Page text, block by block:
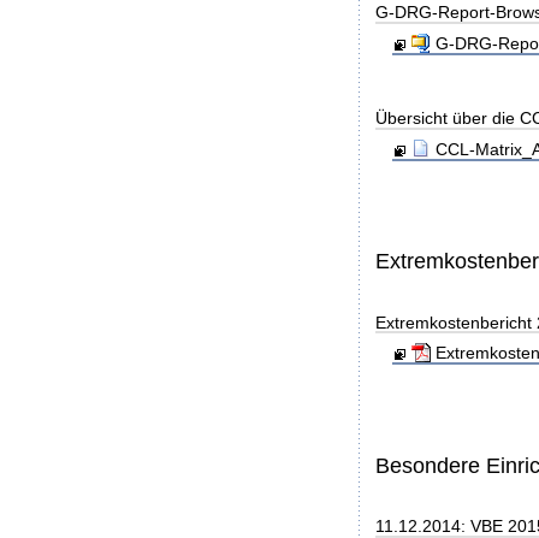
G-DRG-Report-
G-DRG-
Übersicht über die
CCL-
Extremkostenbericht
Besondere
11.12.2014: VBE